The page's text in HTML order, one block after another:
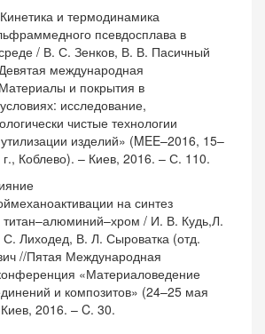
и термодинамика
псевдосплава в
/ В. С. Зенков, В. В. Пасичный
международная
и покрытия в
исследование,
чистые технологии
изделий» (MEE–2016, 15–
г., Коблево). – Киев, 2016. – С. 110.
на синтез
/ И. В. Кудь,Л.
Лиходед, В. Л. Сыроватка (отд.
//Пятая Международная
«Материаловедение
и композитов» (24–25 мая
2016. – C. 30.